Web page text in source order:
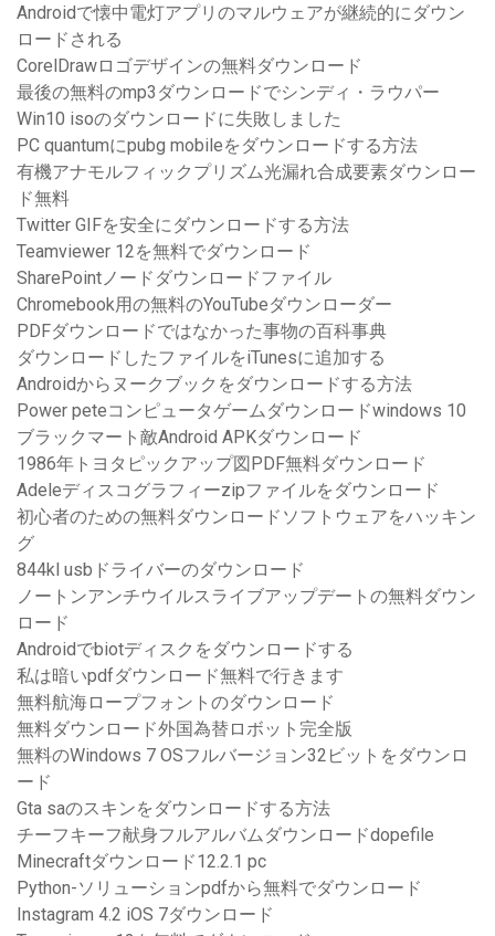
Androidで懐中電灯アプリのマルウェアが継続的にダウン
ロードされる
CorelDrawロゴデザインの無料ダウンロード
最後の無料のmp3ダウンロードでシンディ・ラウパー
Win10 isoのダウンロードに失敗しました
PC quantumにpubg mobileをダウンロードする方法
有機アナモルフィックプリズム光漏れ合成要素ダウンロー
ド無料
Twitter GIFを安全にダウンロードする方法
Teamviewer 12を無料でダウンロード
SharePointノードダウンロードファイル
Chromebook用の無料のYouTubeダウンローダー
PDFダウンロードではなかった事物の百科事典
ダウンロードしたファイルをiTunesに追加する
Androidからヌークブックをダウンロードする方法
Power peteコンピュータゲームダウンロードwindows 10
ブラックマート敵Android APKダウンロード
1986年トヨタピックアップ図PDF無料ダウンロード
Adeleディスコグラフィーzipファイルをダウンロード
初心者のための無料ダウンロードソフトウェアをハッキン
グ
844kl usbドライバーのダウンロード
ノートンアンチウイルスライブアップデートの無料ダウン
ロード
Androidでbiotディスクをダウンロードする
私は暗いpdfダウンロード無料で行きます
無料航海ロープフォントのダウンロード
無料ダウンロード外国為替ロボット完全版
無料のWindows 7 OSフルバージョン32ビットをダウンロ
ード
Gta saのスキンをダウンロードする方法
チーフキーフ献身フルアルバムダウンロードdopefile
Minecraftダウンロード12.2.1 pc
Python-ソリューションpdfから無料でダウンロード
Instagram 4.2 iOS 7ダウンロード